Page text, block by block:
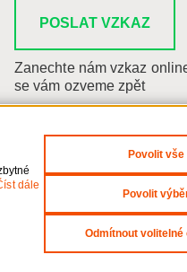
dále
Povolit vše
Povolit
Odmítnout volitelné
POSLAT VZKAZ
Zanechte nám vzkaz
se vám ozveme zpět